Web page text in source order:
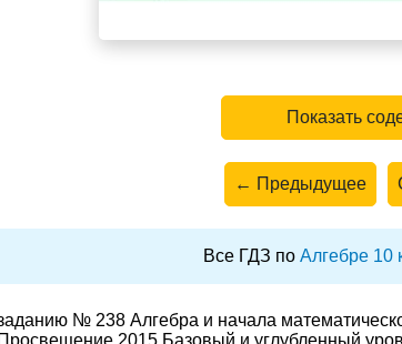
Показать
← Предыдущее
Все ГДЗ по Алгебре 10
№ 238 Алгебра и начала
2015 Базовый и углубленный